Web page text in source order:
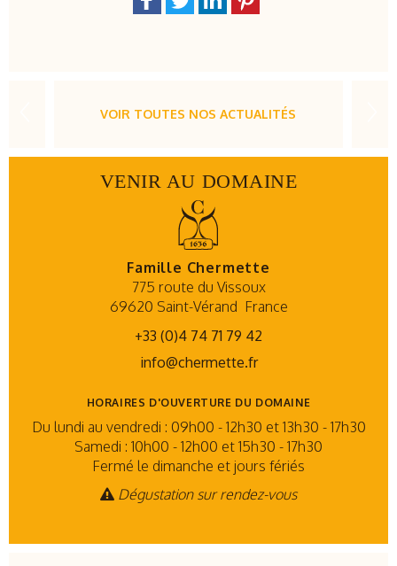
VOIR TOUTES NOS ACTUALITÉS
VENIR AU DOMAINE
Famille Chermette
775 route du Vissoux
69620 Saint-Vérand France
+33 (0)4 74 71 79 42
info@chermette.fr
HORAIRES D'OUVERTURE DU DOMAINE
Du lundi au vendredi : 09h00 - 12h30 et 13h30 - 17h30
Samedi : 10h00 - 12h00 et 15h30 - 17h30
Fermé le dimanche et jours fériés
Dégustation sur rendez-vous